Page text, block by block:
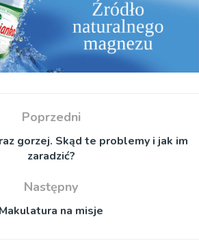
Poprzedni
gorzej. Skąd te problemy i jak im
zaradzić?
Następny
Makulatura na misje